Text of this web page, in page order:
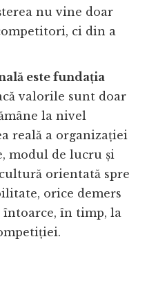
nu vine doar
ci din a
este fundația
valorile sunt doar
la nivel
reală a organizației
modul de lucru și
orientată spre
orice demers
întoarce, în timp, la